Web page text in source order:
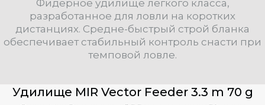
Фидерное удилище легкого класса,
разработанное для ловли на коротких
дистанциях. Средне-быстрый строй бланка
обеспечивает стабильный контроль снасти при
темповой ловле.
Удилище MIR Vector Feeder 3.3 m 70 g